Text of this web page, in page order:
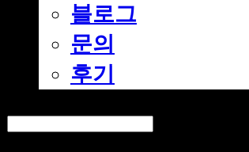
블로그
문의
후기